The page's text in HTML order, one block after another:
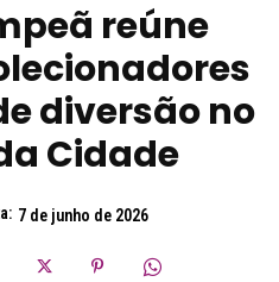
reúne
diversão no
Cidade
7 de junho de 2026